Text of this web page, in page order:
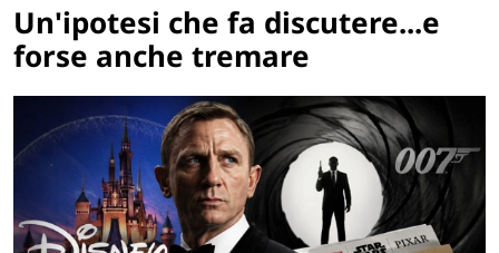
Un'ipotesi che fa discutere...e
forse anche tremare